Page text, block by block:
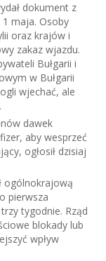
dokument z
maja. Osoby
oraz krajów i
zakaz wjazdu.
Bułgarii i
w Bułgarii
wjechać, ale
dawek
aby wesprzeć
ogłosił dzisiaj
ogólnokrajową
pierwsza
tygodnie. Rząd
blokady lub
wpływ